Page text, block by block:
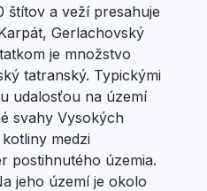
štítov a veží presahuje
Gerlachovský
je množstvo
tatranský. Typickými
udalosťou na území
svahy Vysokých
medzi
postihnutého územia.
jeho území je okolo